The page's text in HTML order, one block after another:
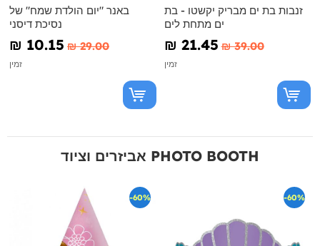
באנר "יום הולדת שמח" של
נסיכת דיסני
₪‎ 10.15 ₪‎ 29.00
זמין
זנבות בת ים מבריק יקשטו - בת
ים מתחת לים
₪‎ 21.45 ₪‎ 39.00
זמין
אביזרים וציוד PHOTO BOOTH
-60% -60%